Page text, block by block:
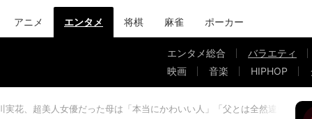
アニメ エンタメ 将棋 麻雀 ポーカー
エンタメ総合
バラエティ
映画
音楽 HIPHOP
実花、超美人女優だった母は「本当にかわいい人」「父とは全然違いまし